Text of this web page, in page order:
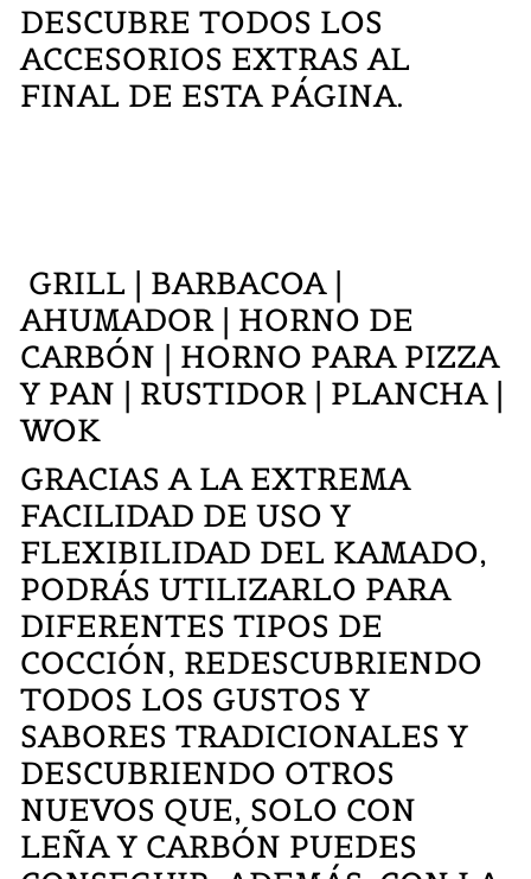
DESCUBRE TODOS LOS
ACCESORIOS EXTRAS AL
FINAL DE ESTA PÁGINA.
GRILL | BARBACOA |
AHUMADOR | HORNO DE
CARBÓN | HORNO PARA PIZZA
Y PAN | RUSTIDOR | PLANCHA |
WOK
GRACIAS A LA EXTREMA
FACILIDAD DE USO Y
FLEXIBILIDAD DEL KAMADO,
PODRÁS UTILIZARLO PARA
DIFERENTES TIPOS DE
COCCIÓN, REDESCUBRIENDO
TODOS LOS GUSTOS Y
SABORES TRADICIONALES Y
DESCUBRIENDO OTROS
NUEVOS QUE, SOLO CON
LEÑA Y CARBÓN PUEDES